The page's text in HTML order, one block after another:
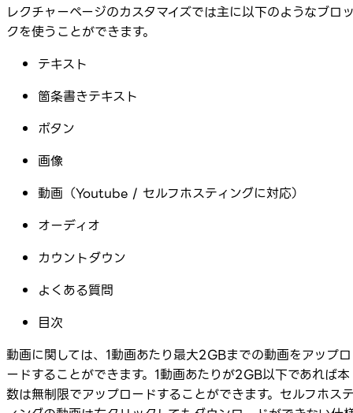
レクチャーページのカスタマイズでは主に以下のようなブロ
クを使うことができます。
テキスト
箇条書きテキスト
ボタン
画像
動画（Youtube / セルフホスティングに対応）
オーディオ
カウントダウン
よくある質問
目次
動画に関しては、1動画あたり最大2GBまでの動画をアップロ
ードすることができます。1動画あたりが2GB以下であれば本
数は無制限でアップロードすることができます。セルフホス